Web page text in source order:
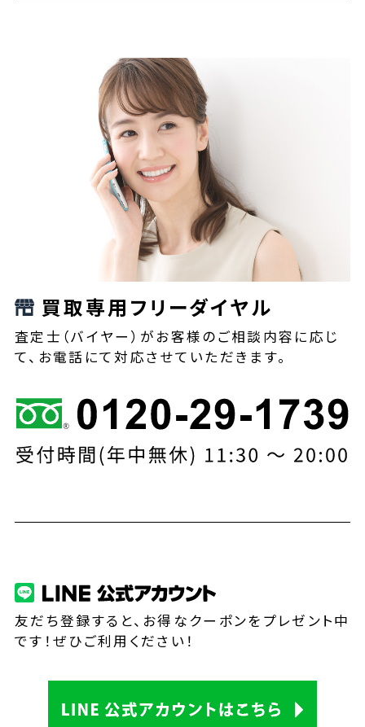
買取専用フリーダイヤル
査定士（バイヤー）がお客様のご相談内容に応じ
て、お電話にて対応させていただきます。
友だち登録すると、お得なクーポンをプレゼント中
です！ぜひご利用ください！